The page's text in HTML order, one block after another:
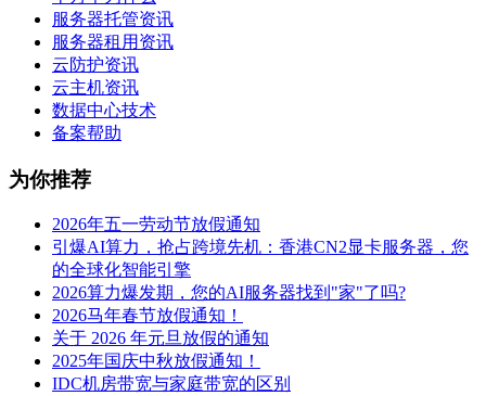
服务器托管资讯
服务器租用资讯
云防护资讯
云主机资讯
数据中心技术
备案帮助
为你推荐
2026年五一劳动节放假通知
引爆AI算力，抢占跨境先机：香港CN2显卡服务器，您
的全球化智能引擎
2026算力爆发期，您的AI服务器找到"家"了吗?
2026马年春节放假通知！
关于 2026 年元旦放假的通知
2025年国庆中秋放假通知！
IDC机房带宽与家庭带宽的区别